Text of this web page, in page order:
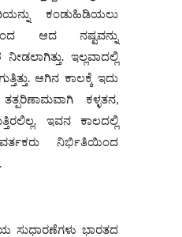
ಕಂಡುಹಿಡಿಯಲು
ಆದ ನಷ್ಟವನ್ನು
ಇಲ್ಲವಾದಲ್ಲಿ
ಆಗಿನ ಕಾಲಕ್ಕೆ ಇದು
ಕಳ್ಳತನ,
ಇವನ ಕಾಲದಲ್ಲಿ
ನಿರ್ಭಿತಿಯಿಂದ
ಸುಧಾರಣೆಗಳು ಭಾರತದ